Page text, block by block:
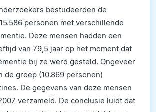
bestudeerden de
personen met verschillende
Deze mensen hadden een
van 79,5 jaar op het moment dat
bij ze werd gesteld. Ongeveer
de groep (10.869 personen)
De gegevens van deze mensen
verzameld. De conclusie luidt dat